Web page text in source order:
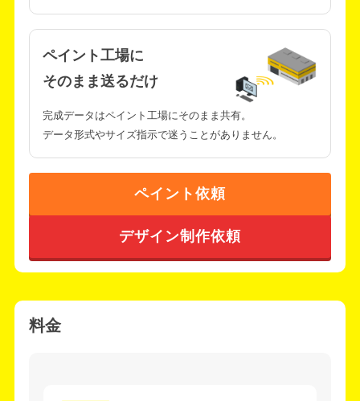
ペイント工場に
そのまま送るだけ
完成データはペイント工場にそのまま共有。
データ形式やサイズ指示で迷うことがありません。
ペイント依頼
デザイン制作依頼
料金